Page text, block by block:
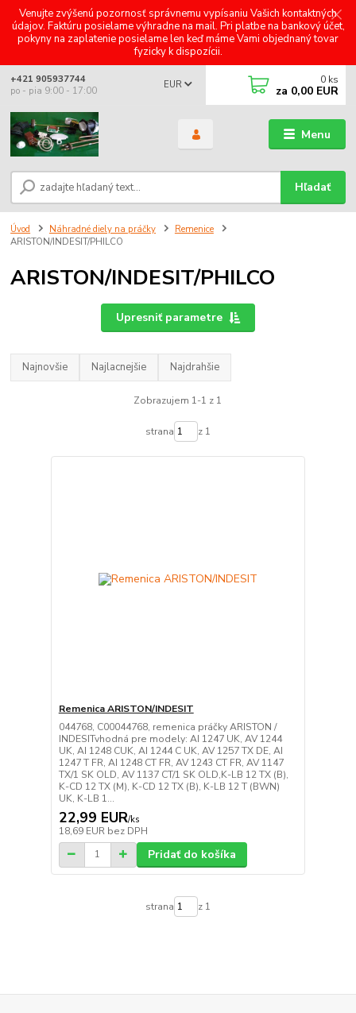
Venujte zvýšenú pozornosť správnemu vypísaniu Vašich kontaktných
údajov. Faktúru posielame výhradne na mail. Pri platbe na bankový účet,
pokyny na zaplatenie posielame len keď máme Vami objednaný tovar
fyzicky k dispozícii.
Menu
EUR
Hľadať
+421 905937744
po - pia 9:00 - 17:00
0 ks
za 0,00 EUR
Úvod Náhradné diely na práčky
Remenice
ARISTON/INDESIT/PHILCO
ARISTON/INDESIT/PHILCO
Upresniť parametre
Najnovšie Najlacnejšie Najdrahšie
Zobrazujem 1-1 z 1
strana z 1
Remenica ARISTON/INDESIT
044768, C00044768, remenica práčky ARISTON /
INDESITvhodná pre modely: AI 1247 UK, AV 1244
UK, AI 1248 CUK, AI 1244 C UK, AV 1257 TX DE, AI
1247 T FR, AI 1248 CT FR, AV 1243 CT FR, AV 1147
TX/1 SK OLD, AV 1137 CT/1 SK OLD,K-LB 12 TX (B),
K-CD 12 TX (M), K-CD 12 TX (B), K-LB 12 T (BWN)
UK, K-LB 1...
22,99 EUR/ks
18,69 EUR bez DPH
Pridať do košíka
strana z 1